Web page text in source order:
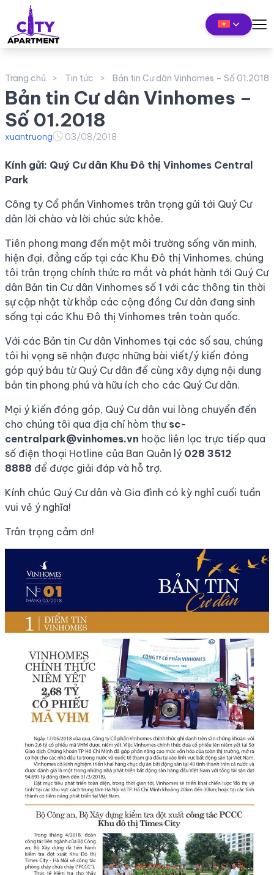
Trang chủ Tin tức Bản tin Cư dân Vinhomes – Số 01.2018
Bản tin Cư dân Vinhomes –
Số 01.2018
xuantruong 03/08/2018
Kính gửi: Quý Cư dân Khu Đô thị Vinhomes Central
Park
Công ty Cổ phần Vinhomes trân trọng gửi tới Quý Cư
dân lời chào và lời chúc sức khỏe.
Tiên phong mang đến một môi trường sống văn minh,
hiện đại, đẳng cấp tại các Khu Đô thị Vinhomes, chúng
tôi trân trọng chính thức ra mắt và phát hành tới Quý Cư
dân Bản tin Cư dân Vinhomes số 1 với các thông tin thời
sự cập nhật từ khắp các cộng đồng Cư dân đang sinh
sống tại các Khu Đô thị Vinhomes trên toàn quốc.
Với các Bản tin Cư dân Vinhomes tại các số sau, chúng
tôi hi vọng sẽ nhận được những bài viết/ý kiến đóng
góp quý báu từ Quý Cư dân để cùng xây dựng nội dung
bản tin phong phú và hữu ích cho các Quý Cư dân.
Mọi ý kiến đóng góp, Quý Cư dân vui lòng chuyển đến
cho chúng tôi qua địa chỉ hòm thư sc-
centralpark@vinhomes.vn hoặc liên lạc trực tiếp qua
số điện thoại Hotline của Ban Quản lý 028 3512
8888 để được giải đáp và hỗ trợ.
Kính chúc Quý Cư dân và Gia đình có kỳ nghỉ cuối tuần
vui vẻ ý nghĩa!
Trân trọng cảm ơn!